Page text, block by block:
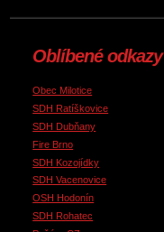
Oblíbené odkazy
Obec Milotice
SDH Ratíškovice
SDH Dubňany
Fire Brno
SDH Kozojídky
SDH Vacenovice
OSH Hodonín
SDH Rohatec